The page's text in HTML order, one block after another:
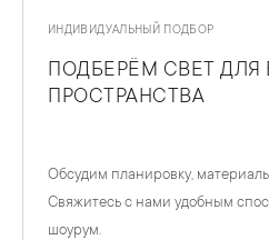
ИНДИВИДУАЛЬНЫЙ ПОДБОР
ПОДБЕРЁМ СВЕТ ДЛЯ
ПРОСТРАНСТВА
Обсудим планировку,
Свяжитесь с нами удобным
шоурум.